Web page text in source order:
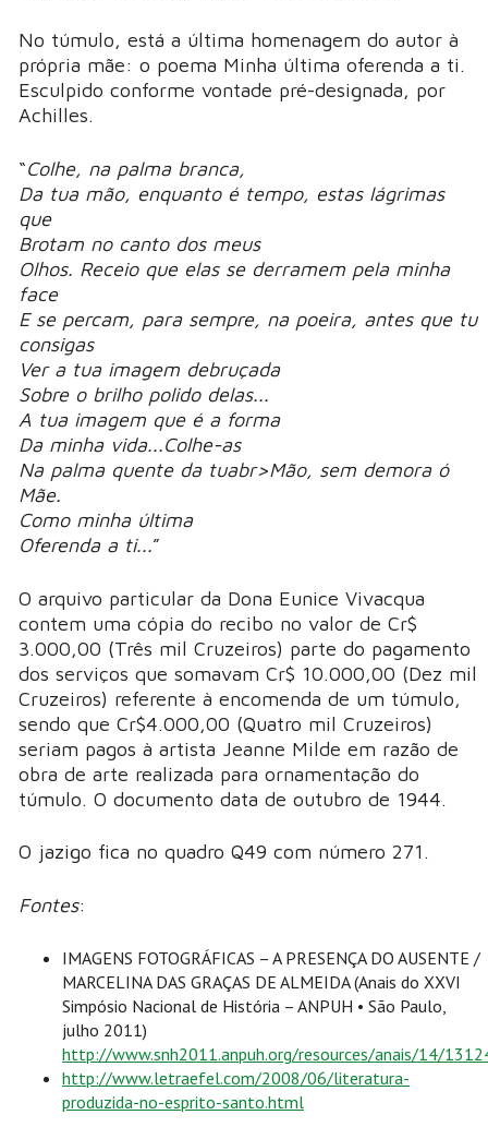
No túmulo, está a última homenagem do autor à
própria mãe: o poema Minha última oferenda a ti.
Esculpido conforme vontade pré-designada, por
Achilles.
“Colhe, na palma branca,
Da tua mão, enquanto é tempo, estas lágrimas
que
Brotam no canto dos meus
Olhos. Receio que elas se derramem pela minha
face
E se percam, para sempre, na poeira, antes que tu
consigas
Ver a tua imagem debruçada
Sobre o brilho polido delas...
A tua imagem que é a forma
Da minha vida...Colhe-as
Na palma quente da tuabr>Mão, sem demora ó
Mãe.
Como minha última
Oferenda a ti...”
O arquivo particular da Dona Eunice Vivacqua
contem uma cópia do recibo no valor de Cr$
3.000,00 (Três mil Cruzeiros) parte do pagamento
dos serviços que somavam Cr$ 10.000,00 (Dez mil
Cruzeiros) referente à encomenda de um túmulo,
sendo que Cr$4.000,00 (Quatro mil Cruzeiros)
seriam pagos à artista Jeanne Milde em razão de
obra de arte realizada para ornamentação do
túmulo. O documento data de outubro de 1944.
O jazigo fica no quadro Q49 com número 271.
Fontes:
IMAGENS FOTOGRÁFICAS – A PRESENÇA DO AUSENTE /
MARCELINA DAS GRAÇAS DE ALMEIDA (Anais do XXVI
Simpósio Nacional de História – ANPUH • São Paulo,
julho 2011)
http://www.snh2011.anpuh.org/resources/anais/14/
http://www.letraefel.com/2008/06/literatura-
produzida-no-esprito-santo.html